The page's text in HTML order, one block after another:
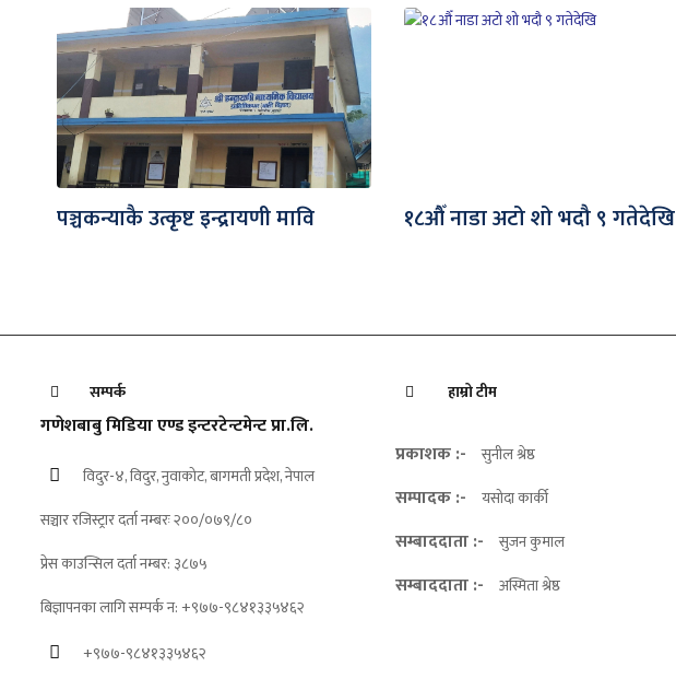
पञ्चकन्याकै उत्कृष्ट इन्द्रायणी मावि १८औँ नाडा अटो शो भदौ ९ गतेदेखि
सम्पर्क
गणेशबाबु मिडिया एण्ड इन्टरटेन्टमेन्ट प्रा.लि.
विदुर-४, विदुर, नुवाकोट, बागमती प्रदेश, नेपाल
सञ्चार रजिस्ट्रार दर्ता नम्बरः २००/०७९/८०
प्रेस काउन्सिल दर्ता नम्बर: ३८७५
बिज्ञापनका लागि सम्पर्क न: +९७७-९८४१३३५४६२
+९७७-९८४१३३५४६२
हाम्रो टीम
प्रकाशक :- सुनील श्रेष्ठ
सम्पादक :- यसोदा कार्की
सम्बाददाता :- सुजन कुमाल
सम्बाददाता :- अस्मिता श्रेष्ठ